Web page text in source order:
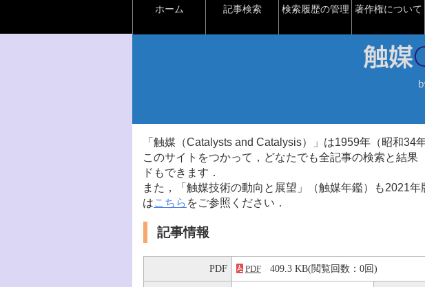
ホーム 記事検索 検索履歴の管理 著作権について
「触媒（Catalysts and Catalysis）」は1959年（昭和34
このサイトをつかって，どなたでも全記事の検索と結
ドもできます．
また，「触媒技術の動向と展望」（触媒年鑑）も2021
はこちら をご参照ください．
記事情報
PDF PDF 409.3 KB(閲覧回数：0回)